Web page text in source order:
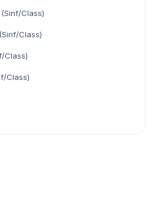
(Sinf/Class)
Class)
Class)
Class)